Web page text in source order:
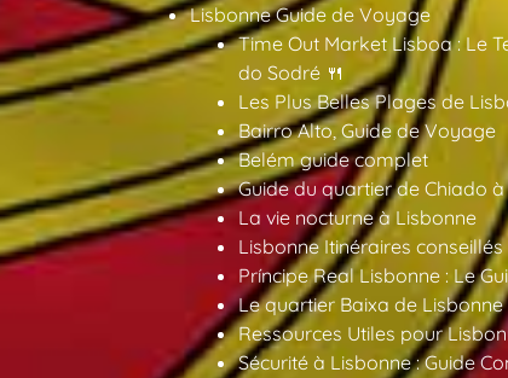
Lisbonne Guide de Voyage
Time Out Market Lisboa : Le
do Sodré 🍴
Les Plus Belles Plages de
Bairro Alto, Guide de Voyage
Belém guide complet
Guide du quartier de Chiado
La vie nocturne à Lisbonne
Lisbonne Itinéraires conseillés
Príncipe Real Lisbonne : Le
Le quartier Baixa de
Ressources Utiles pour
Sécurité à Lisbonne : Guide